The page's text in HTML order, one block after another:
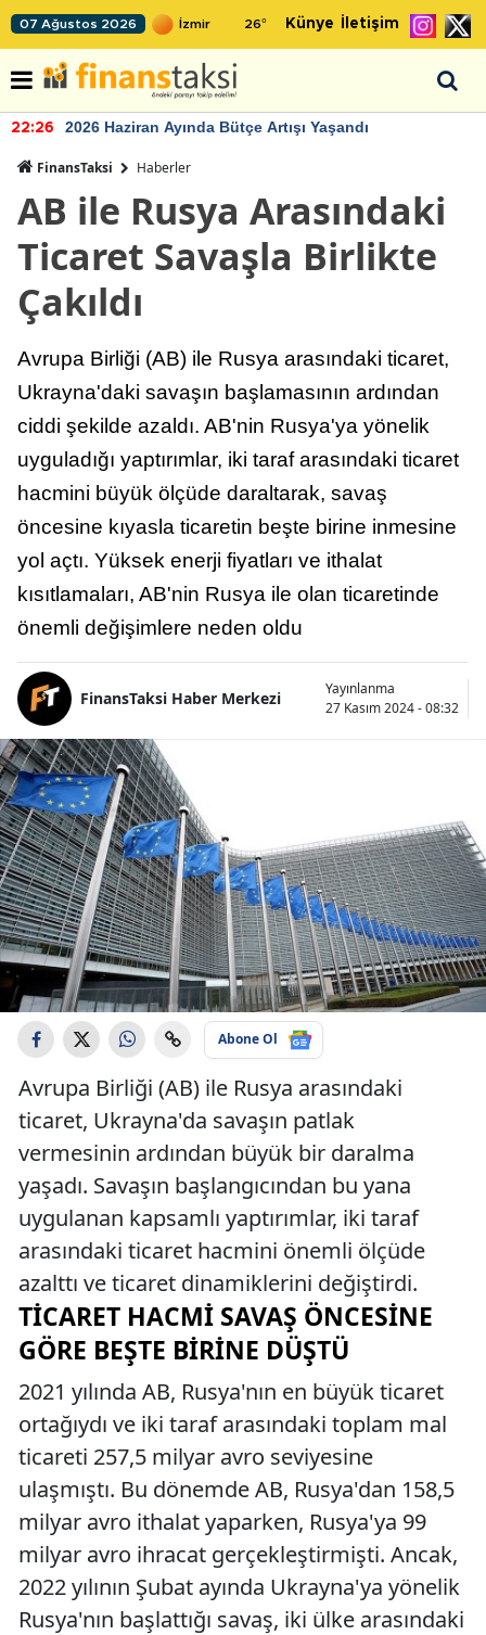
07 Ağustos 2026 26° Künye İletişim
22:26 2026 Haziran Ayında Bütçe Artışı Yaşandı
FinansTaksi Haberler
AB ile Rusya Arasındaki
Ticaret Savaşla Birlikte
Çakıldı
Avrupa Birliği (AB) ile Rusya arasındaki ticaret,
Ukrayna'daki savaşın başlamasının ardından
ciddi şekilde azaldı. AB'nin Rusya'ya yönelik
uyguladığı yaptırımlar, iki taraf arasındaki ticaret
hacmini büyük ölçüde daraltarak, savaş
öncesine kıyasla ticaretin beşte birine inmesine
yol açtı. Yüksek enerji fiyatları ve ithalat
kısıtlamaları, AB'nin Rusya ile olan ticaretinde
önemli değişimlere neden oldu
FinansTaksi Haber Merkezi
Yayınlanma
27 Kasım 2024 - 08:32
Abone Ol
Avrupa Birliği (AB) ile Rusya arasındaki
ticaret, Ukrayna'da savaşın patlak
vermesinin ardından büyük bir daralma
yaşadı. Savaşın başlangıcından bu yana
uygulanan kapsamlı yaptırımlar, iki taraf
arasındaki ticaret hacmini önemli ölçüde
azalttı ve ticaret dinamiklerini değiştirdi.
TICARET HACMI SAVAŞ ÖNCESINE
GÖRE BEŞTE BIRINE DÜŞTÜ
2021 yılında AB, Rusya'nın en büyük ticaret
ortağıydı ve iki taraf arasındaki toplam mal
ticareti 257,5 milyar avro seviyesine
ulaşmıştı. Bu dönemde AB, Rusya'dan 158,5
milyar avro ithalat yaparken, Rusya'ya 99
milyar avro ihracat gerçekleştirmişti. Ancak,
2022 yılının Şubat ayında Ukrayna'ya yönelik
Rusya'nın başlattığı savaş, iki ülke arasındaki